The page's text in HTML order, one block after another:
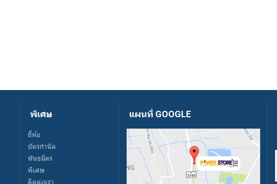
พิเศษ
ยี่ห้อ
บัตรกำนัล
พันธมิตร
พิเศษ
ติดต่อเรา
แผนที่ GOOGLE